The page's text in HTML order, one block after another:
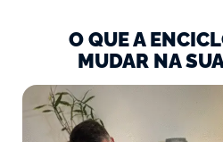
O QUE A
MUDAR NA